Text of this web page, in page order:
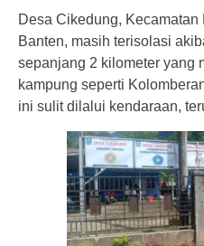
Desa Cikedung,
Banten, masih terisolasi
sepanjang 2 kilometer yang
kampung seperti
ini sulit dilalui kendaraan,